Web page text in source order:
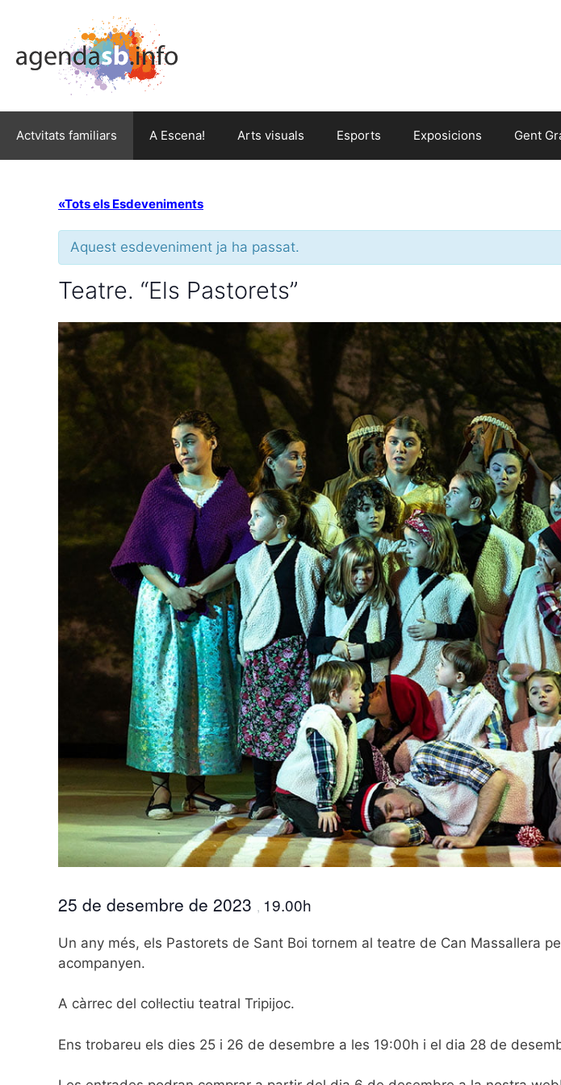
Actvitats familiars A Escena! Arts visuals Esports Exposicions Gent
«Tots els Esdeveniments
Aquest esdeveniment ja ha passat.
Teatre. “Els Pastorets”
25 de desembre de 2023 , 19.00h
Un any més, els Pastorets de Sant Boi tornem al teatre de Can Massallera
acompanyen.
A càrrec del col·lectiu teatral Tripijoc.
Ens trobareu els dies 25 i 26 de desembre a les 19:00h i el dia 28 de